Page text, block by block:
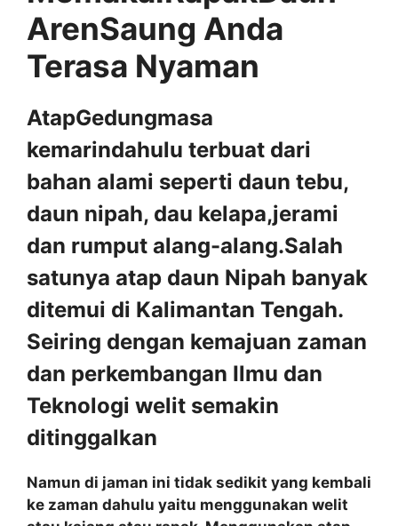
ArenSaung Anda
Terasa Nyaman
AtapGedungmasa
kemarindahulu terbuat dari
bahan alami seperti daun tebu,
daun nipah, dau kelapa,jerami
dan rumput alang-alang.Salah
satunya atap daun Nipah banyak
ditemui di Kalimantan Tengah.
Seiring dengan kemajuan zaman
dan perkembangan Ilmu dan
Teknologi welit semakin
ditinggalkan
Namun di jaman ini tidak sedikit yang kembali
ke zaman dahulu yaitu menggunakan welit